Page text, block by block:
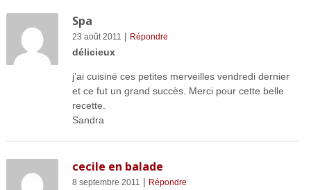
Spa
23 août 2011 | Répondre
délicieux
j’ai cuisiné ces petites merveilles vendredi dernier
et ce fut un grand succès. Merci pour cette belle
recette.
Sandra
cecile en balade
8 septembre 2011 | Répondre